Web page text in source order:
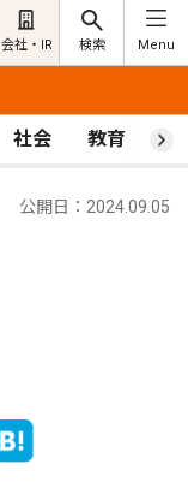
会社・IR 検索 Menu
社会 教育 ス
公開日：2024.09.05